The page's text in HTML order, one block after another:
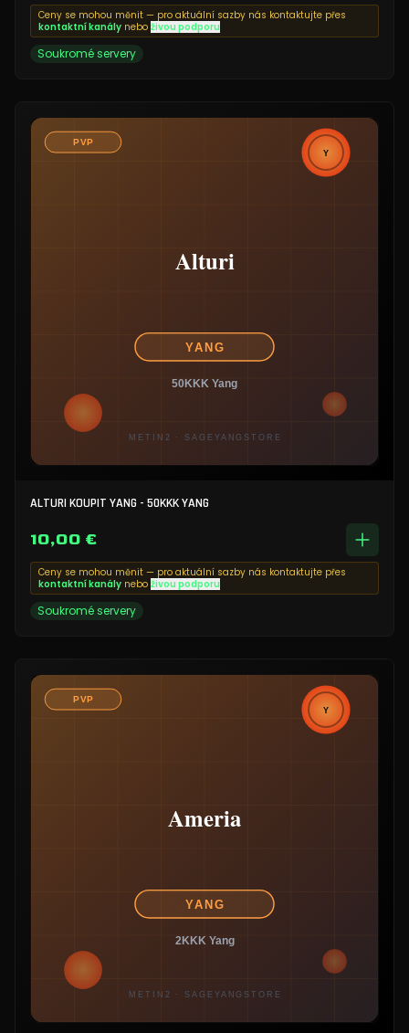
Ceny se mohou měnit — pro aktuální sazby nás kontaktujte přes
kontaktní kanály nebo živou podporu
Soukromé servery
ALTURI KOUPIT YANG - 50KKK YANG
10,00 €
Ceny se mohou měnit — pro aktuální sazby nás kontaktujte přes
kontaktní kanály nebo živou podporu
Soukromé servery